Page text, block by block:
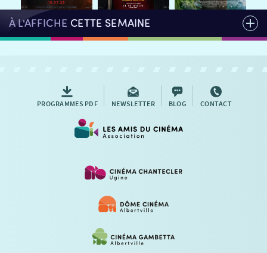
À L'AFFICHE CETTE SEMAINE
PROGRAMMES PDF NEWSLETTER BLOG CONTACT